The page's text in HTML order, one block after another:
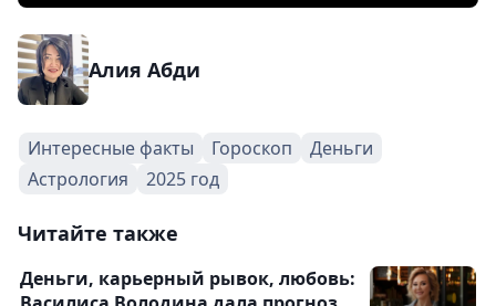
Алия Абди
Интересные факты Гороскоп
Деньги
Астрология
2025 год
Читайте также
Деньги, карьерный рывок, любовь: